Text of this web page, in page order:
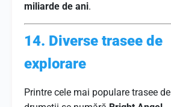
miliarde de ani.
14. Diverse trasee de
explorare
Printre cele mai populare trasee de